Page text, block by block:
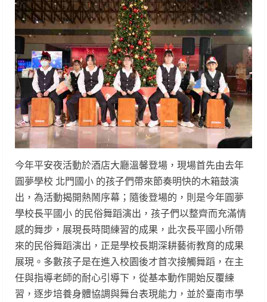
今年平安夜活動於酒店大廳溫馨登場，現場首先由去年
圓夢學校 北門國小 的孩子們帶來節奏明快的木箱鼓演
出，為活動揭開熱鬧序幕；隨後登場的，則是今年圓夢
學校長平國小 的民俗舞蹈演出，孩子們以整齊而充滿情
感的舞步，展現長時間練習的成果，此次長平國小所帶
來的民俗舞蹈演出，正是學校長期深耕藝術教育的成果
展現。多數孩子是在進入校園後才首次接觸舞蹈，在主
任與指導老師的耐心引導下，從基本動作開始反覆練
習，逐步培養身體協調與舞台表現能力，並於臺南市學